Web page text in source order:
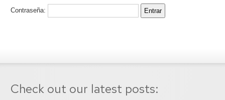
Contraseña:
Check out our latest posts: